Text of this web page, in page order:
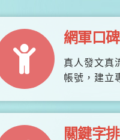
網軍口
真人發文真
帳號，建立
關鍵字